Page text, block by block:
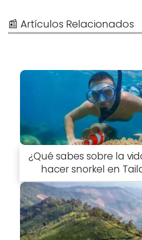
📰 Artículos Relacionados
¿Qué sabes sobre la
hacer snorkel en